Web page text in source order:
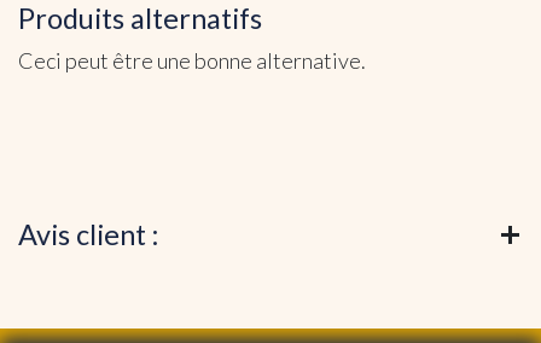
Produits alternatifs
Ceci peut être une bonne alternative.
Avis client :